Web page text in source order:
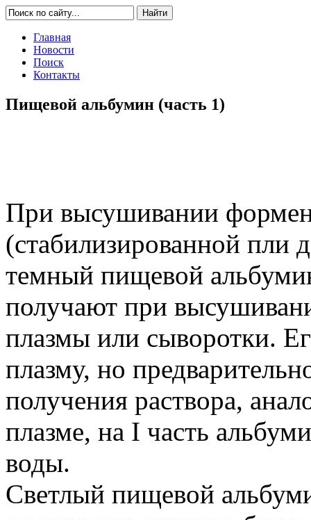
Главная
Новости
Поиск
Контакты
Пищевой альбумин (часть 1)
При высушивании
(стабилизированной пли
темный пищевой
получают при
плазмы или сыворотки.
плазму, но
получения раствора,
плазме, на I часть
воды.
Светлый пищевой